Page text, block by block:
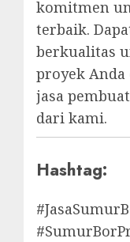
komitmen
terbaik.
berkualitas
proyek
jasa
dari kami.
Hashtag: